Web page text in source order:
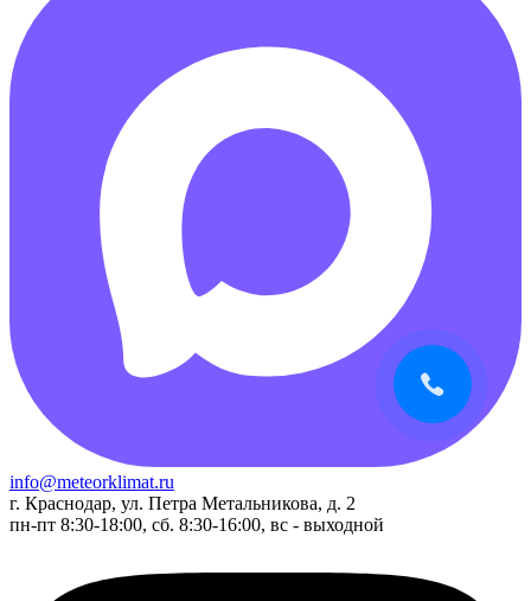
info@meteorklimat.ru
г. Краснодар, ул. Петра Метальникова, д. 2
пн-пт 8:30-18:00, сб. 8:30-16:00, вс - выходной